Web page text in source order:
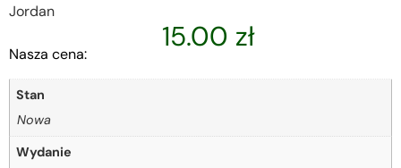
Jordan
Nasza cena:
15.00 zł
Stan
Nowa
Wydanie